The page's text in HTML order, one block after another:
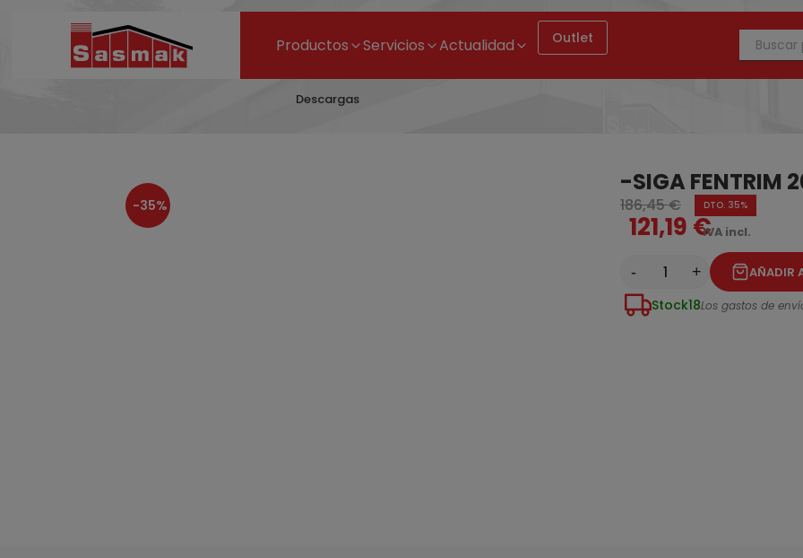
Productos Servicios Actualidad Outlet
Descargas
-35%
-SIGA FENTRIM
186,45 € DTO. 35%
121,19 €IVA incl.
- + AÑADIR
Stock18Los gastos de